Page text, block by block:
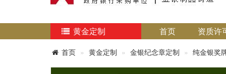
黄金定制 首页 资质许
首页 黄金定制 金银纪念章定制 纯金银奖